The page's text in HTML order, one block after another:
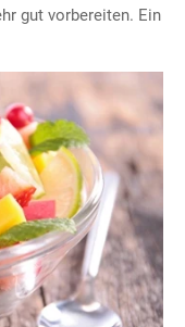
gut vorbereiten. Ein